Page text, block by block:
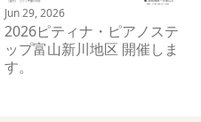
Jun 29, 2026
2026ピティナ・ピアノステ
ップ富山新川地区 開催しま
す。